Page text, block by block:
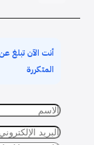
المتكررة